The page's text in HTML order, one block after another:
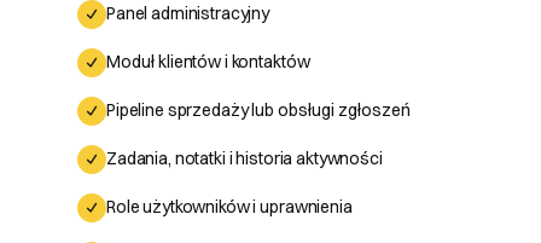
Panel administracyjny
Moduł klientów i kontaktów
Pipeline sprzedaży lub obsługi zgłoszeń
Zadania, notatki i historia aktywności
Role użytkowników i uprawnienia